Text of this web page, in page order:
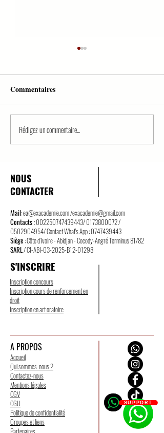
QCM PREMIER TOUR
MAG/EXERCEZ VOUS
Commentaires
Rédigez un commentaire...
NOUS
CONTACTER
Mail:ea@exacademie.com/exacademie@gmail.com
Contacts :002250747439443/0173800072/
0502904954/ Contact What's App :0747439443
Siège : Côte d'Ivoire - Abidjan - Cocody-Angré Terminus 81/82
SARL/ CI-ABJ-03-2025-B12-01298
S'INSCRIRE
Inscription concours
Inscription cours de renforcement en
droit
Inscription en art oratoire
A PROPOS
Accueil
Qui sommes-nous ?
Contactez-nous
Mentions légales
CGV
CGU
Politique de confidentialité
Groupes et liens
SUPPORT